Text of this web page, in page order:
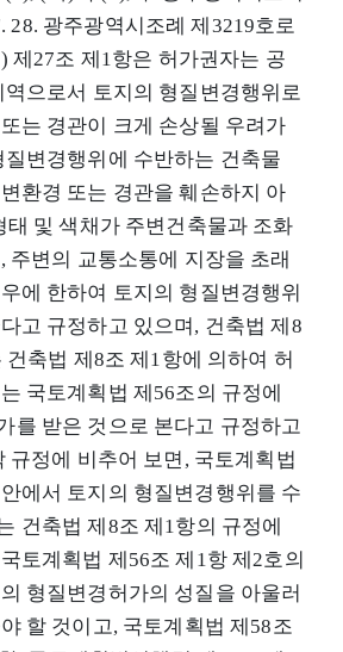
28. 광주광역시조례 제3219호로
제27조 제1항은 허가권자는 공
으로서 토지의 형질변경행위로
는 경관이 크게 손상될 우려가
변경행위에 수반하는 건축물
환경 또는 경관을 훼손하지 아
태 및 색채가 주변건축물과 조화
주변의 교통소통에 지장을 초래
에 한하여 토지의 형질변경행위
고 규정하고 있으며, 건축법 제8
축법 제8조 제1항에 의하여 허
국토계획법 제56조의 규정에
를 받은 것으로 본다고 규정하고
규정에 비추어 보면, 국토계획법
에서 토지의 형질변경행위를 수
건축법 제8조 제1항의 규정에
토계획법 제56조 제1항 제2호의
형질변경허가의 성질을 아울러
할 것이고, 국토계획법 제58조